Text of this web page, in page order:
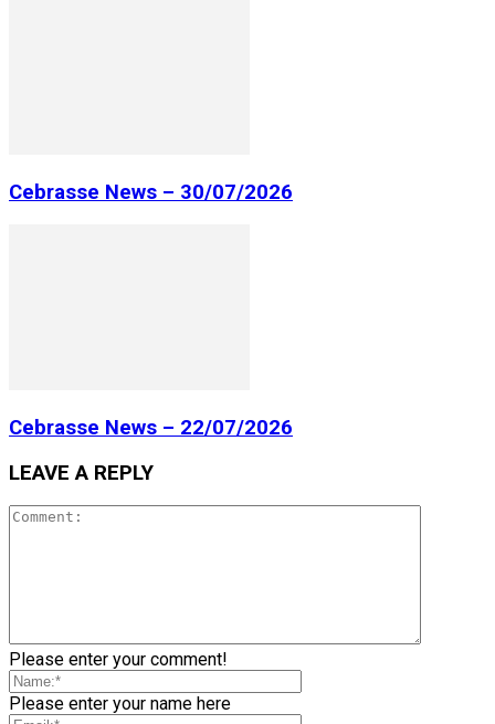
Cebrasse News – 30/07/2026
Cebrasse News – 22/07/2026
LEAVE A REPLY
Please enter your comment!
Please enter your name here